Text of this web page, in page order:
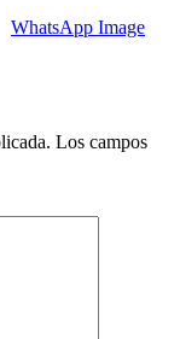
WhatsApp Image
Los campos